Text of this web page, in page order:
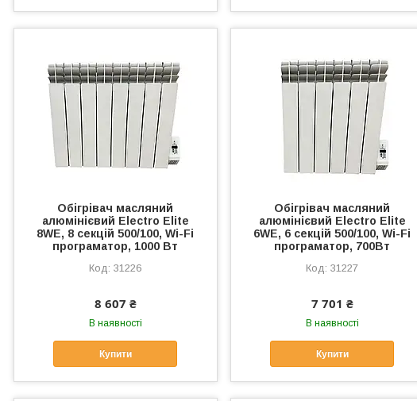
Обігрівач масляний
алюмінієвий Electro Elite
8WE, 8 секцій 500/100, Wi-Fi
програматор, 1000 Вт
31226
8 607 ₴
В наявності
Купити
Обігрівач масляний
алюмінієвий Electro Elite
6WE, 6 секцій 500/100, Wi-Fi
програматор, 700Вт
31227
7 701 ₴
В наявності
Купити